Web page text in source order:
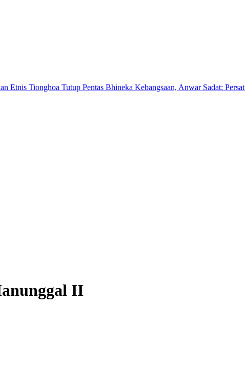
Tutup Pentas Bhineka Kebangsaan, Anwar Sadat: Persatuan Harus
II